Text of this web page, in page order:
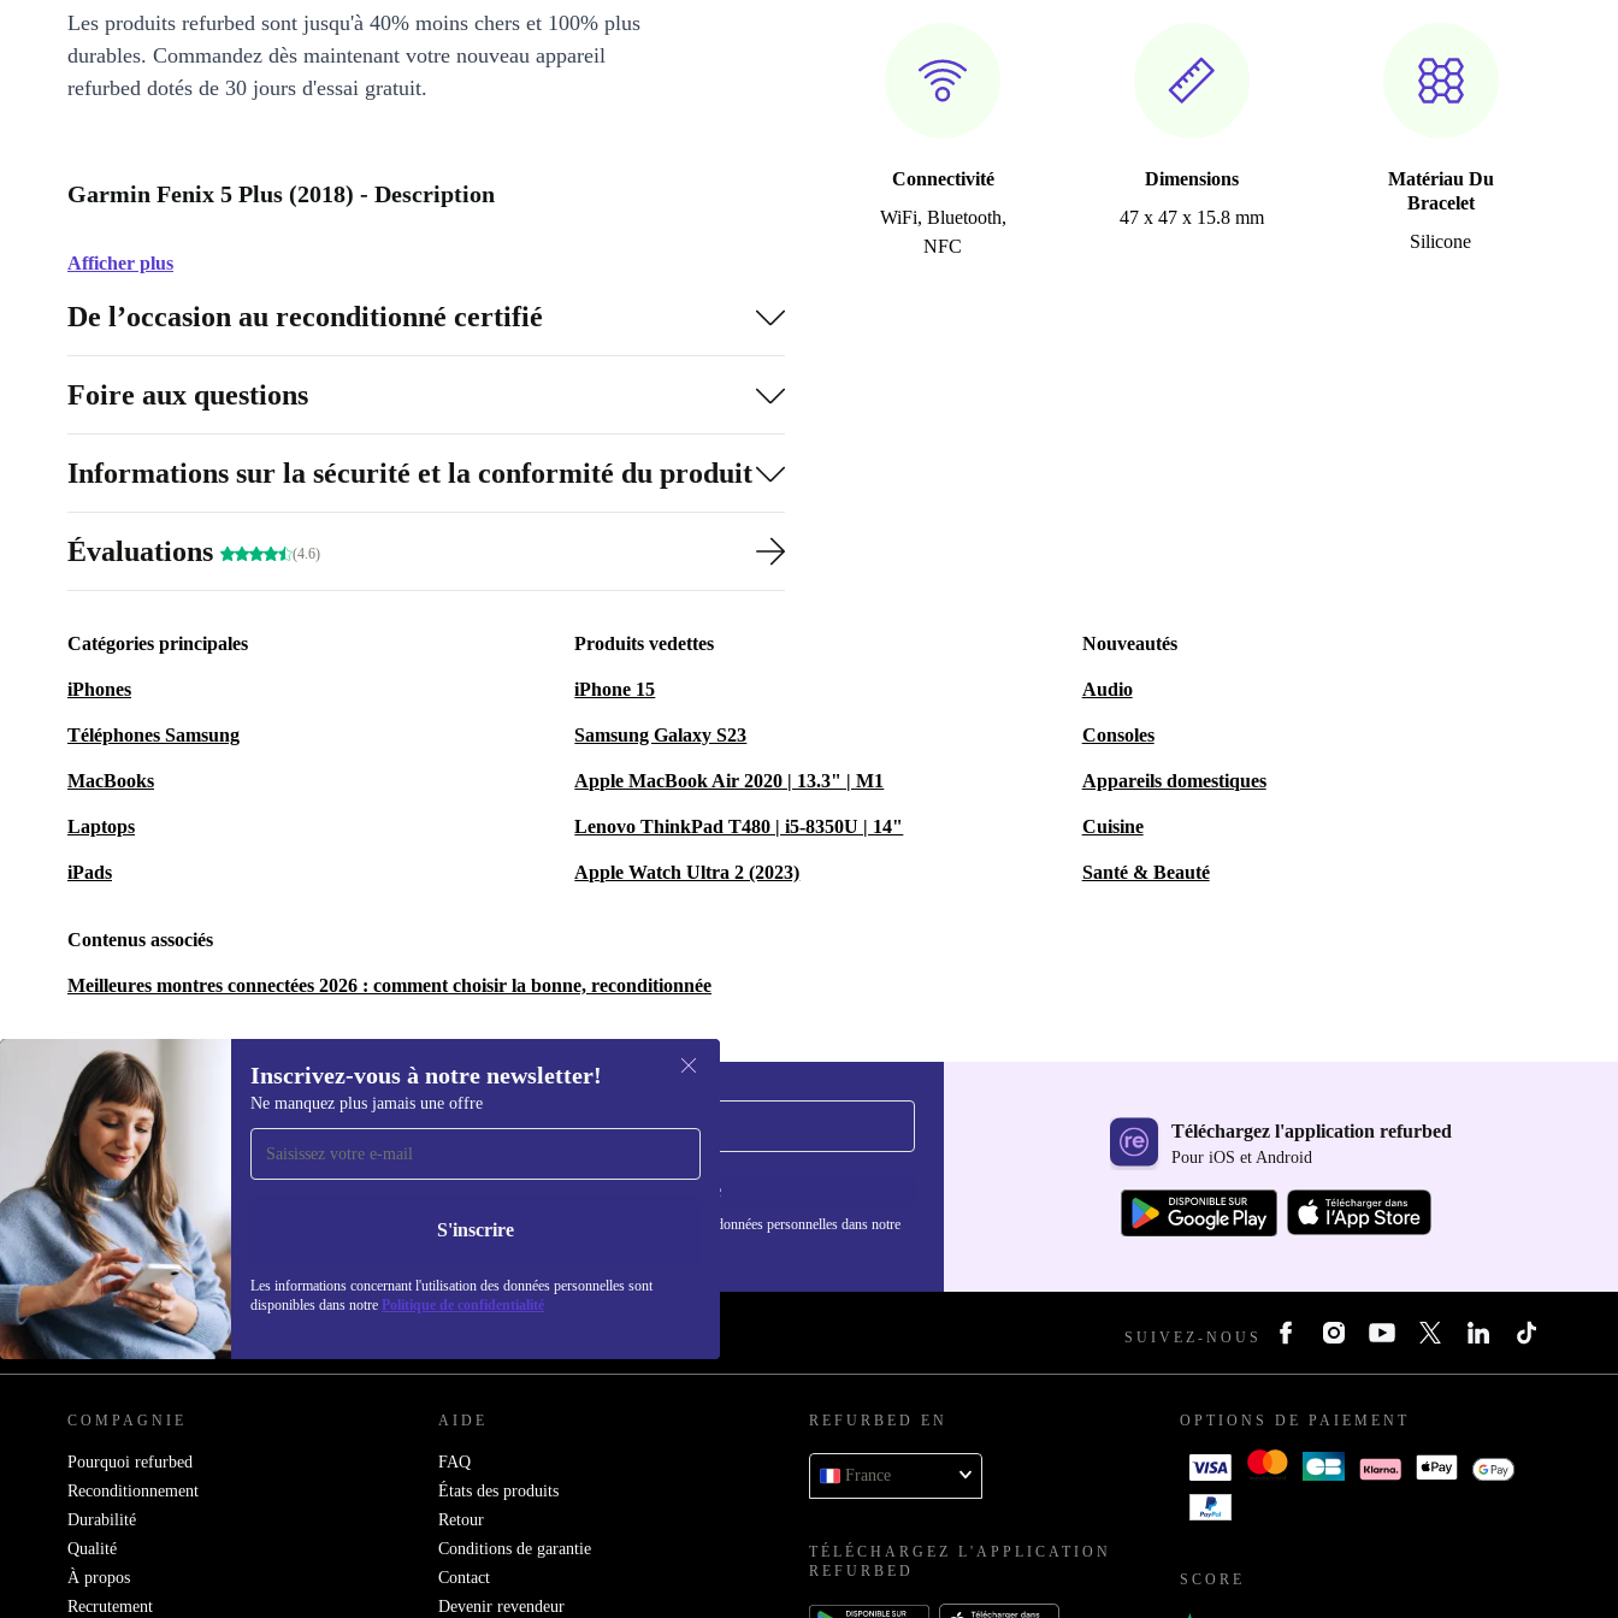
Connectivité
WiFi, Bluetooth,
NFC
Dimensions
47 x 47 x 15.8 mm
Matériau Du
Bracelet
Silicone
Les produits refurbed sont jusqu'à 40% moins chers et 100% plus
durables. Commandez dès maintenant votre nouveau appareil
refurbed dotés de 30 jours d'essai gratuit.
Garmin Fenix 5 Plus (2018) - Description
Afficher plus
De l’occasion au reconditionné certifié
Foire aux questions
Informations sur la sécurité et la conformité du produit
Évaluations (4.6)
Catégories principales
iPhones
Téléphones Samsung
MacBooks
Laptops
iPads
Produits vedettes
iPhone 15
Samsung Galaxy S23
Apple MacBook Air 2020 | 13.3" | M1
Lenovo ThinkPad T480 | i5-8350U | 14"
Apple Watch Ultra 2 (2023)
Nouveautés
Audio
Consoles
Appareils domestiques
Cuisine
Santé & Beauté
Contenus associés
Meilleures montres connectées 2026 : comment choisir la bonne, reconditionnée
Inscrivez-vous à notre newsletter!
Ne manquez plus jamais une offre
S'inscrire
Les informations concernant l'utilisation des données personnelles sont
disponibles dans notre Politique de confidentialité
Recevoir offres et infos de
refurbed par mail
Ne manquez plus aucune offre.
S'inscrire
Retrouvez les informations sur l'utilisation des données personnelles dans notre
Téléchargez l'application refurbed
Pour iOS et Android
REFURBED FRANCE - RETHINK NEW. SUIVEZ-NOUS
COMPAGNIE
Pourquoi refurbed
Reconditionnement
Durabilité
Qualité
À propos
Recrutement
AIDE
FAQ
États des produits
Retour
Conditions de garantie
Contact
Devenir revendeur
REFURBED EN
France
TÉLÉCHARGEZ L'APPLICATION
REFURBED
OPTIONS DE PAIEMENT
SCORE